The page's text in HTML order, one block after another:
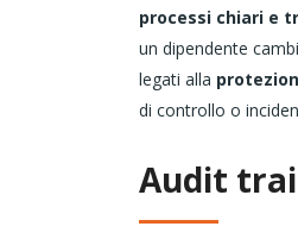
processi chiari e
un dipendente
legati alla
di controllo o
Audit